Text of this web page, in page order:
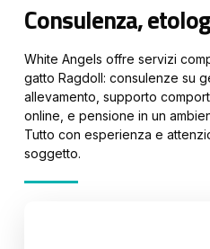
Consulenza,
White Angels offre servizi
gatto Ragdoll: consulenze su
allevamento, supporto
online, e pensione in un
Tutto con esperienza e
soggetto.